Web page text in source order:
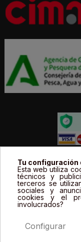
Todos los
incluyen el IVA. |
productos son
sólo se
Tu configuración
Esta web utiliza
técnicos y
terceros se
sociales y
cookies y el
involucrados?
Configurar